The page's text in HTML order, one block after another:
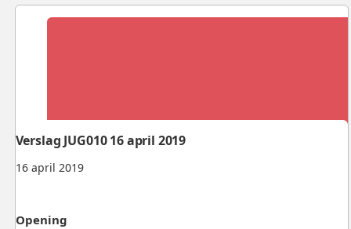
16 april 2019
Verslag JUG010 16 april 2019
Opening